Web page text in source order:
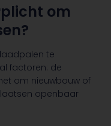
om
te
factoren: de
om nieuwbouw of
openbaar